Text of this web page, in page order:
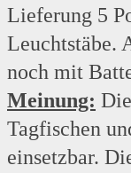
Lieferung 5
Leuchtstäbe.
noch mit
Meinung:
Tagfischen
einsetzbar.